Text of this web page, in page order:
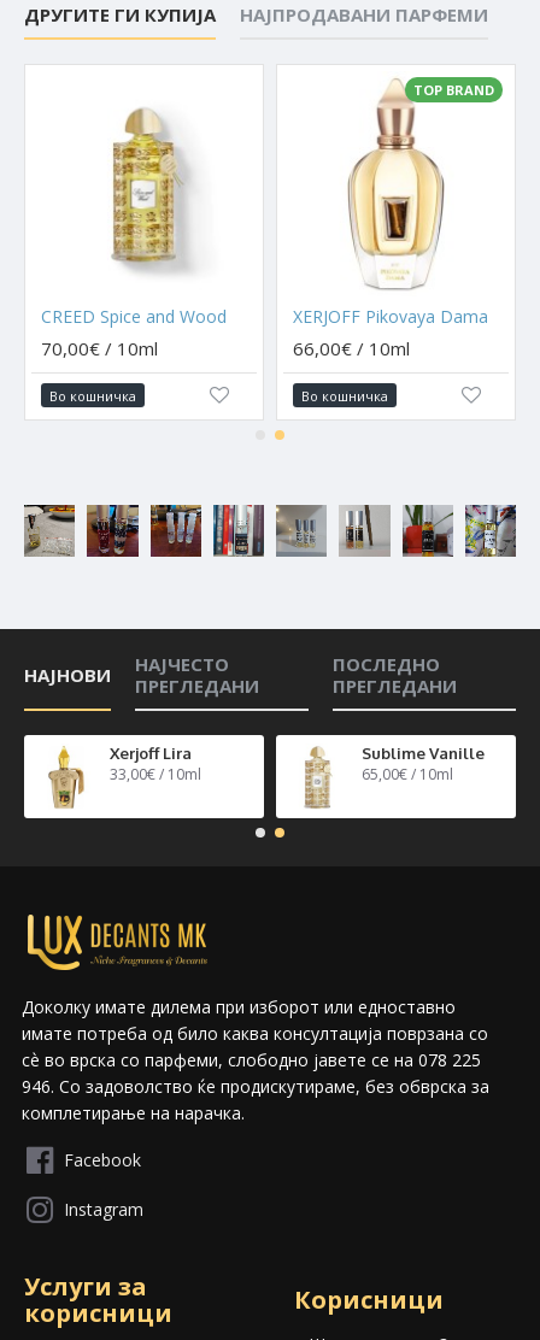
ДРУГИТЕ ГИ КУПИЈА НАЈПРОДАВАНИ ПАРФЕМИ
CREED Spice and Wood
70,00€ / 10ml
Во кошничка
TOP BRAND
XERJOFF Pikovaya Dama
66,00€ / 10ml
Во кошничка
НАЈНОВИ
НАЈЧЕСТО
ПРЕГЛЕДАНИ
ПОСЛЕДНО
ПРЕГЛЕДАНИ
Xerjoff Lira
33,00€ / 10ml
Sublime Vanille
65,00€ / 10ml
Доколку имате дилема при изборот или едноставно
имате потреба од било каква консултација поврзана со
сѐ во врска со парфеми, слободно јавете се на 078 225
946. Со задоволство ќе продискутираме, без обврска за
комплетирање на нарачка.
Facebook
Instagram
Услуги за
корисници
Корисници